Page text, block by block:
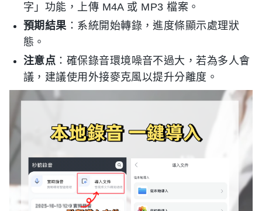
字」功能，上傳 M4A 或 MP3 檔案。
預期結果 ：系統開始轉錄，進度條顯示處理狀
態。
注意点 ：確保錄音環境噪音不過大，若為多人會
議，建議使用外接麥克風以提升分離度。